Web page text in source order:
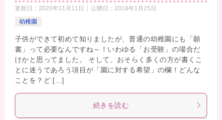
更新日： 2020年11月11日 公開日： 2018年1月25日
幼稚園
子供ができて初めて知りましたが、普通の幼稚園にも「願
書」って必要なんですね～！いわゆる「お受験」の場合だ
けかと思ってました。 そして、おそらく多くの方が書くこ
とに迷うであろう項目が「園に対する希望」の欄！どんな
ことを？ど […]
続きを読む